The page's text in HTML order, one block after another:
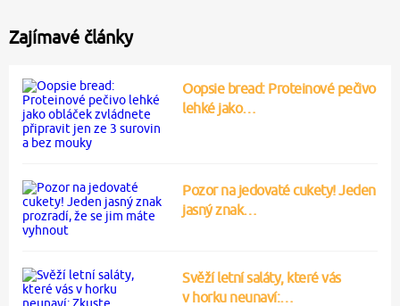
Zajímavé články
Oopsie bread: Proteinové pečivo
lehké jako…
Pozor na jedovaté cukety! Jeden
jasný znak…
Svěží letní saláty, které vás
v horku neunaví:…